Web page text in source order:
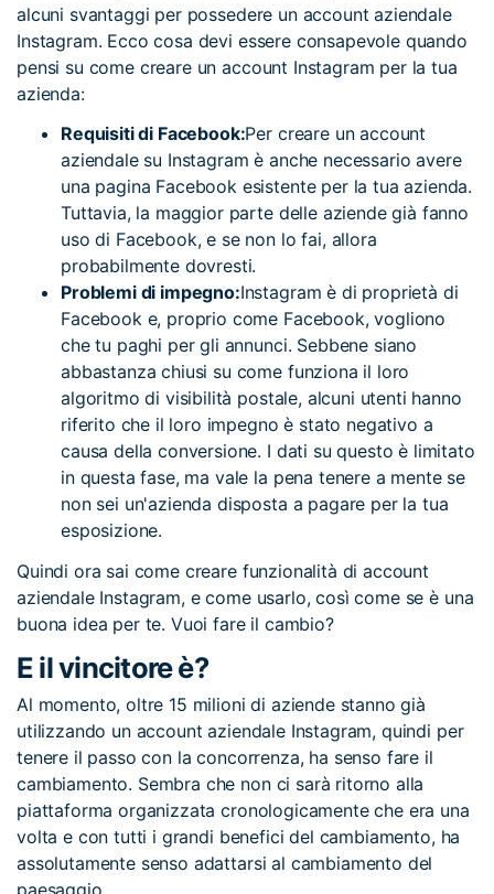
alcuni svantaggi per possedere un account aziendale
Instagram. Ecco cosa devi essere consapevole quando
pensi su come creare un account Instagram per la tua
azienda:
Requisiti di Facebook:Per creare un account
aziendale su Instagram è anche necessario avere
una pagina Facebook esistente per la tua azienda.
Tuttavia, la maggior parte delle aziende già fanno
uso di Facebook, e se non lo fai, allora
probabilmente dovresti.
Problemi di impegno:Instagram è di proprietà di
Facebook e, proprio come Facebook, vogliono
che tu paghi per gli annunci. Sebbene siano
abbastanza chiusi su come funziona il loro
algoritmo di visibilità postale, alcuni utenti hanno
riferito che il loro impegno è stato negativo a
causa della conversione. I dati su questo è limitato
in questa fase, ma vale la pena tenere a mente se
non sei un'azienda disposta a pagare per la tua
esposizione.
Quindi ora sai come creare funzionalità di account
aziendale Instagram, e come usarlo, così come se è una
buona idea per te. Vuoi fare il cambio?
E il vincitore è?
Al momento, oltre 15 milioni di aziende stanno già
utilizzando un account aziendale Instagram, quindi per
tenere il passo con la concorrenza, ha senso fare il
cambiamento. Sembra che non ci sarà ritorno alla
piattaforma organizzata cronologicamente che era una
volta e con tutti i grandi benefici del cambiamento, ha
assolutamente senso adattarsi al cambiamento del